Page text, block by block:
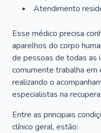
Atendimento
Esse médico precisa
aparelhos do corpo
de pessoas de todas as
comumente trabalha em
realizando o
especialistas na
Entre as principais
clínico geral, estão: